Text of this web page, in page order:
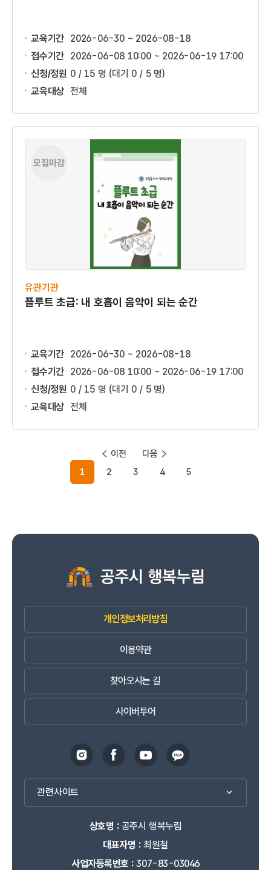
교육기간 2026-06-30 ~ 2026-08-18
접수기간 2026-06-08 10:00 ~ 2026-06-19 17:00
신청/정원 0 / 15 명 (대기 0 / 5 명)
교육대상 전체
모집마감
유관기관
플루트 초급: 내 호흡이 음악이 되는 순간
교육기간 2026-06-30 ~ 2026-08-18
접수기간 2026-06-08 10:00 ~ 2026-06-19 17:00
신청/정원 0 / 15 명 (대기 0 / 5 명)
교육대상 전체
이전
1
2 3 4 5
다음
개인정보처리방침
이용약관
찾아오시는 길
사이버투어
관련사이트
상호명 :공주시 행복누림
대표자명 :최원철
사업자등록번호 :307-83-03046